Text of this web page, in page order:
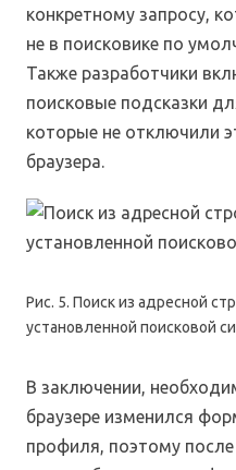
конкретному запросу,
не в поисковике по
Также разработчики
поисковые подсказки
которые не отключили
браузера.
Рис. 5. Поиск из адресной
установленной поисковой
В заключении,
браузере изменился
профиля, поэтому